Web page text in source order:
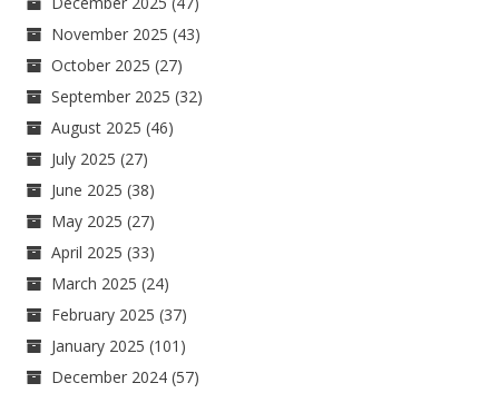
November 2025 (43)
October 2025 (27)
September 2025 (32)
August 2025 (46)
July 2025 (27)
June 2025 (38)
May 2025 (27)
April 2025 (33)
March 2025 (24)
February 2025 (37)
January 2025 (101)
December 2024 (57)